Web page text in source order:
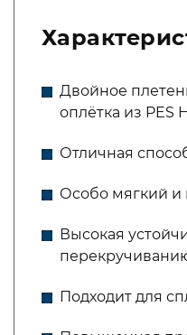
Двойное
оплётка из PES
Отличная
Особо мягкий и
Высокая
Подходит для